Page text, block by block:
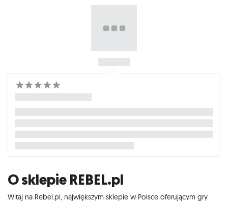
O sklepie REBEL.pl
Witaj na Rebel.pl, największym sklepie w Polsce oferującym gry